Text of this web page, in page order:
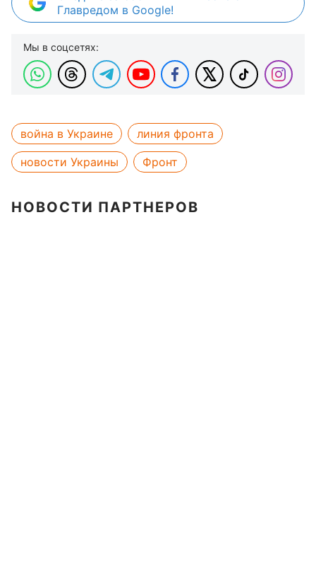
Главредом в Google!
Мы в соцсетях:
война в Украине
линия фронта
новости Украины
Фронт
НОВОСТИ ПАРТНЕРОВ